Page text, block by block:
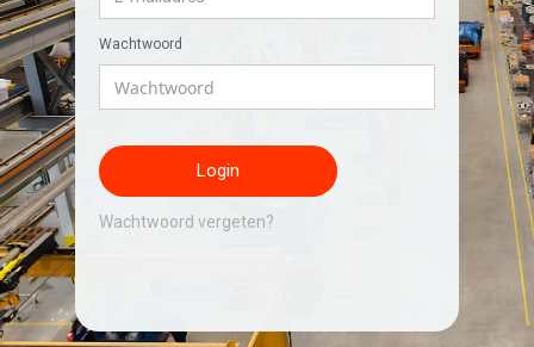
Wachtwoord
Wachtwoord vergeten?